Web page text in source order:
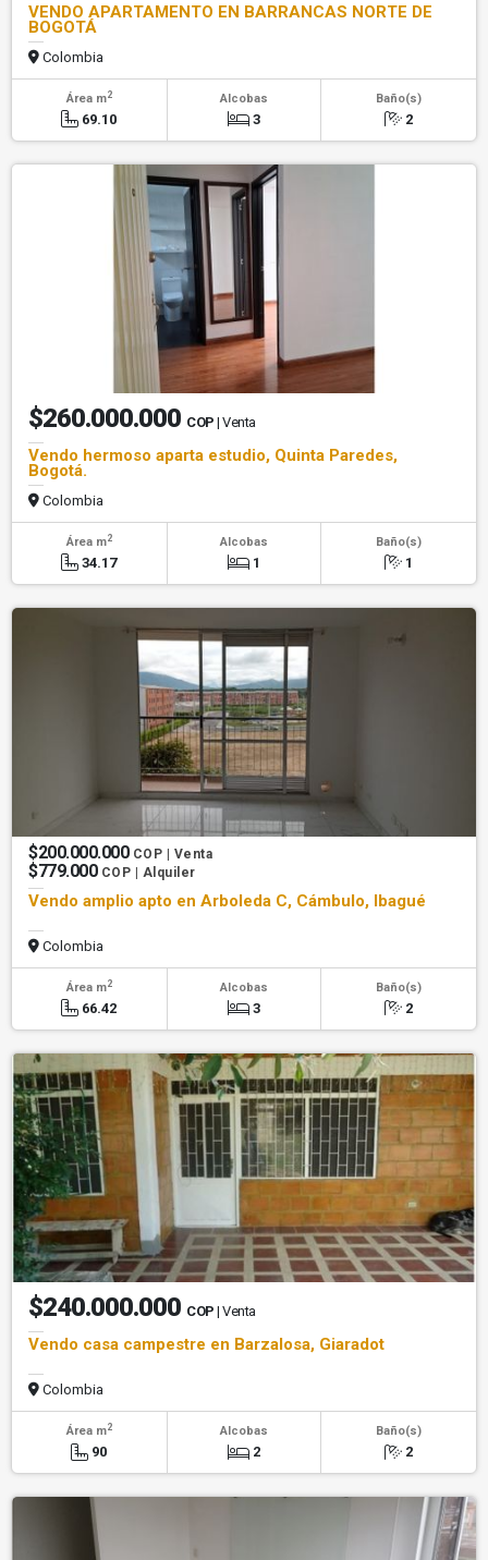
VENDO APARTAMENTO EN BARRANCAS NORTE DE
BOGOTÁ
Colombia
Área m2
69.10
Alcobas
3
Baño(s)
2
$260.000.000 COP | Venta
Vendo hermoso aparta estudio, Quinta Paredes,
Bogotá.
Colombia
Área m2
34.17
Alcobas
1
Baño(s)
1
$200.000.000 COP | Venta
$779.000 COP | Alquiler
Vendo amplio apto en Arboleda C, Cámbulo, Ibagué
Colombia
Área m2
66.42
Alcobas
3
Baño(s)
2
$240.000.000 COP | Venta
Vendo casa campestre en Barzalosa, Giaradot
Colombia
Área m2
90
Alcobas
2
Baño(s)
2